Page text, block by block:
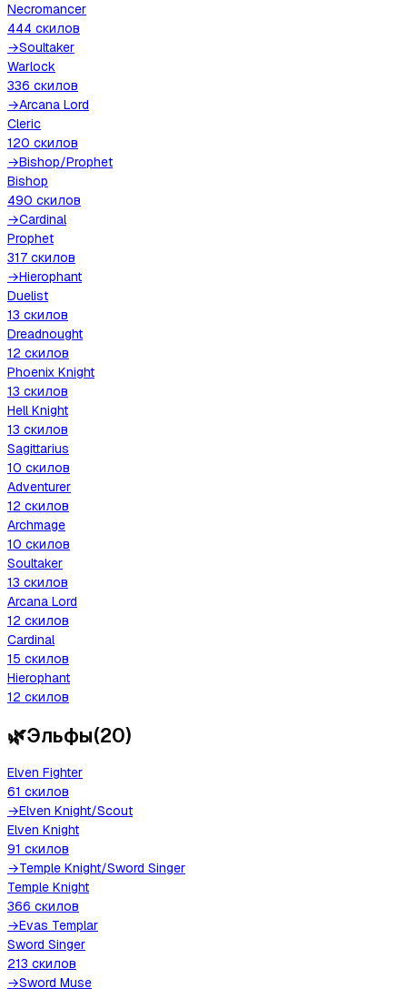
Necromancer
444 скилов
→Soultaker
Warlock
336 скилов
→Arcana Lord
Cleric
120 скилов
→Bishop/Prophet
Bishop
490 скилов
→Cardinal
Prophet
317 скилов
→Hierophant
Duelist
13 скилов
Dreadnought
12 скилов
Phoenix Knight
13 скилов
Hell Knight
13 скилов
Sagittarius
10 скилов
Adventurer
12 скилов
Archmage
10 скилов
Soultaker
13 скилов
Arcana Lord
12 скилов
Cardinal
15 скилов
Hierophant
12 скилов
🌿Эльфы(20)
Elven Fighter
61 скилов
→Elven Knight/Scout
Elven Knight
91 скилов
→Temple Knight/Sword Singer
Temple Knight
366 скилов
→Evas Templar
Sword Singer
213 скилов
→Sword Muse